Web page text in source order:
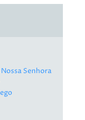
Senhora